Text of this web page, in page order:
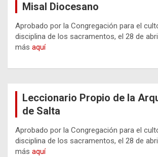
Misal Diocesano
Aprobado por la Congregación para el
disciplina de los sacramentos, el 28 de
más aquí
Leccionario Propio de la
de Salta
Aprobado por la Congregación para el
disciplina de los sacramentos, el 28 de
más aquí